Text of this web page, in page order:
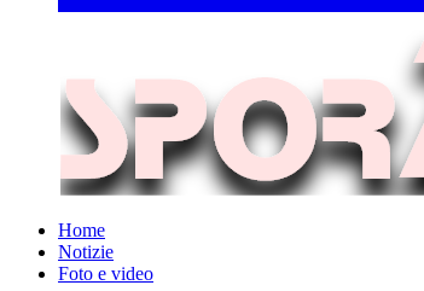
Home
Notizie
Foto e video